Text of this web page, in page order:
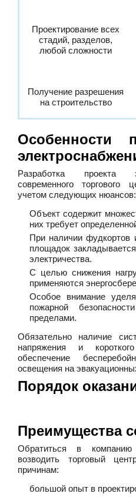
Проектирование всех
стадий, разделов,
любой сложности
Получение разрешения
на строительство
Особенности
Разработка проекта
современного торгового
учетом следующих нюансов:
Объект содержит
них требует
При наличии фудкортов
площадок
электричества.
С целью снижения
применяются
Особое внимание
пожарной
пределами.
Обязательно наличие
напряжения и
обеспечение
освещения на
Порядок
Преимущества
Обратиться в компанию
возводить торговый
причинам:
большой опыт в